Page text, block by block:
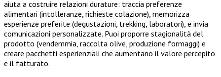
aiuta a costruire relazioni durature: traccia preferenze
alimentari (intolleranze, richieste colazione), memorizza
esperienze preferite (degustazioni, trekking, laboratori), e invia
comunicazioni personalizzate. Puoi proporre stagionalità del
prodotto (vendemmia, raccolta olive, produzione formaggi) e
creare pacchetti esperienziali che aumentano il valore percepito
e il fatturato.